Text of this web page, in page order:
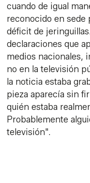
cuando de igual
reconocido en sede
déficit de
declaraciones que
medios nacionales,
no en la televisión
la noticia estaba
pieza aparecía sin
quién estaba
Probablemente
televisión".